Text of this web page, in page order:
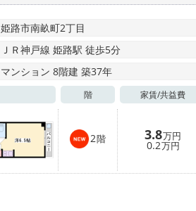
姫路市南畝町2丁目
ＪＲ神戸線 姫路駅 徒歩5分
マンション 8階建 築37年
階 家賃/共益費
2階 3.8万円
0.2万円